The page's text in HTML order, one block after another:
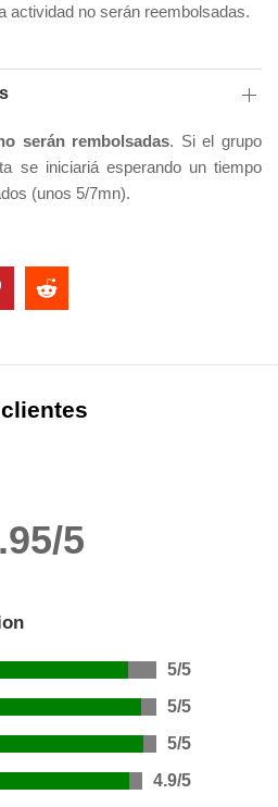
actividad no serán reembolsadas.
serán rembolsadas. Si el grupo
se iniciariá esperando un tiempo
(unos 5/7mn).
5
5/5
5/5
5/5
4.9/5